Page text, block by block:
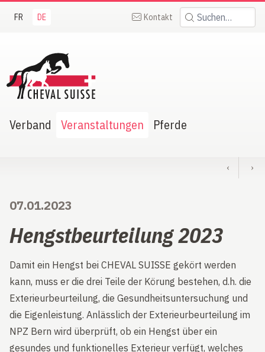
FR DE Kontakt Suchen:
Suisse
Verband Veranstaltungen Pferde
‹ ›
07.01.2023
Hengstbeurteilung 2023
Damit ein Hengst bei CHEVAL SUISSE gekört werden
kann, muss er die drei Teile der Körung bestehen, d.h. die
Exterieurbeurteilung, die Gesundheitsuntersuchung und
die Eigenleistung. Anlässlich der Exterieurbeurteilung im
NPZ Bern wird überprüft, ob ein Hengst über ein
gesundes und funktionelles Exterieur verfügt, welches